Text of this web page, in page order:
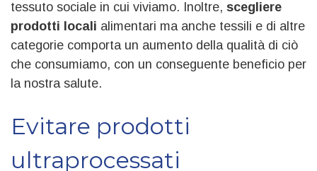
tessuto sociale in cui viviamo. Inoltre, scegliere
prodotti locali alimentari ma anche tessili e di altre
categorie comporta un aumento della qualità di ciò
che consumiamo, con un conseguente beneficio per
la nostra salute.
Evitare prodotti
ultraprocessati